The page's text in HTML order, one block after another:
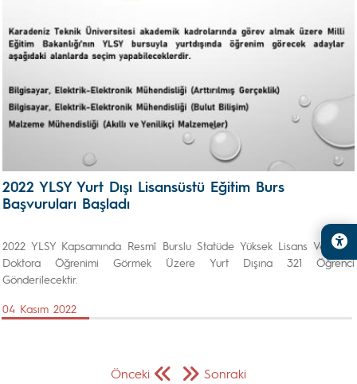
2022 YLSY Yurt Dışı Lisansüstü Eğitim Burs
Başvuruları Başladı
2022 YLSY Kapsamında Resmî Burslu Statüde Yüksek Lisans Ve/Veya
Doktora Öğrenimi Görmek Üzere Yurt Dışına 321 Öğrenci
Gönderilecektir.
04 Kasım 2022
Önceki Sonraki